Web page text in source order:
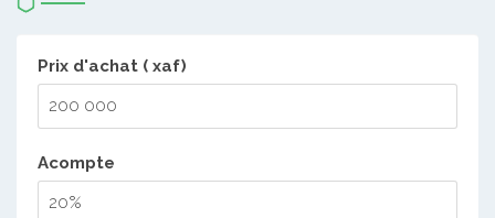
Prix d'achat ( xaf)
Acompte